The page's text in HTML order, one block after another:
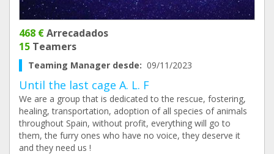
468 €Arrecadados
15 Teamers
Teaming Manager desde: 09/11/2023
Until the last cage A. L. F
We are a group that is dedicated to the rescue, fostering,
healing, transportation, adoption of all species of animals
throughout Spain, without profit, everything will go to
them, the furry ones who have no voice, they deserve it
and they need us !